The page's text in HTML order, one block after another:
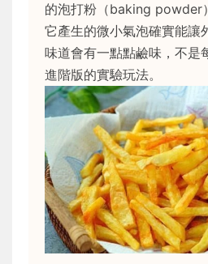
的泡打粉（baking powder
它產生的微小氣泡確實能讓
味道會有一點點鹼味，不是
進階版的實驗玩法。